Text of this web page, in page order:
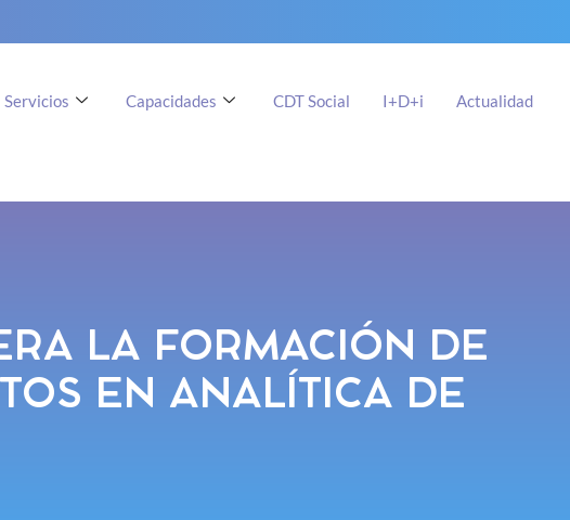
Servicios Capacidades CDT Social I+D+i Actualidad
LA FORMACIÓN DE
EN ANALÍTICA DE